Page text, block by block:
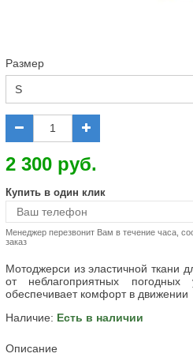
Размер
2 300 руб.
Купить в один клик
Менеджер перезвонит Вам в течение часа,
заказ
Мотоджерси из эластичной ткани
от неблагоприятных
обеспечивает комфорт в движении
Наличие: Есть в наличии
Описание